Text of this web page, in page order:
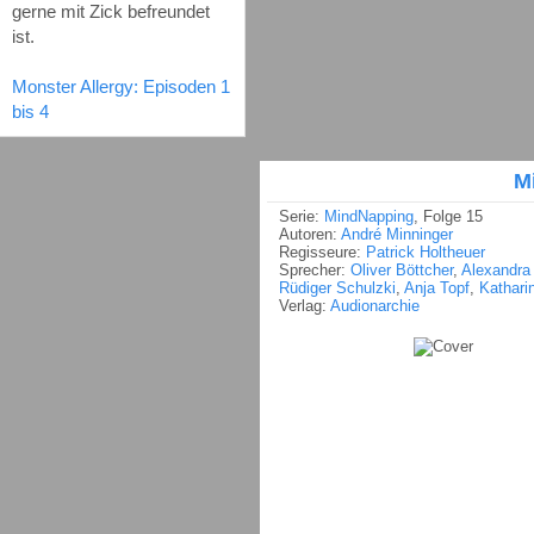
gerne mit Zick befreundet
ist.
Monster Allergy: Episoden 1
bis 4
Serie: MindNapping, Folge 15
Autoren: André Minninger
Regisseure: Patrick Holtheuer
Sprecher: Oliver Böttcher, Alexandra
Rüdiger Schulzki, Anja Topf,
Verlag: Audionarchie